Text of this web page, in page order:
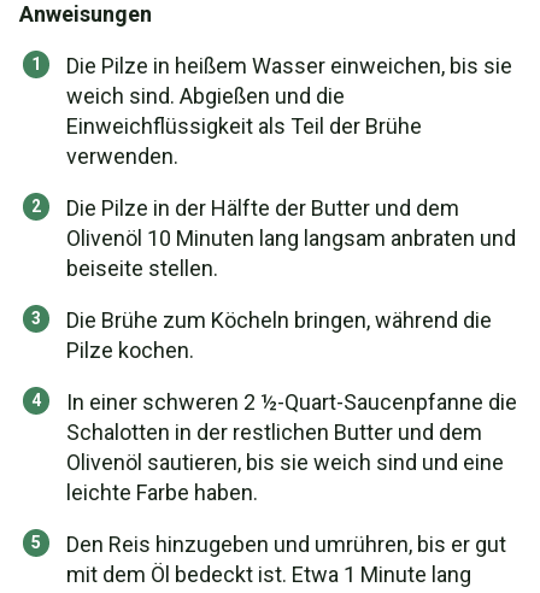
Anweisungen
Die Pilze in heißem Wasser einweichen, bis sie
weich sind. Abgießen und die
Einweichflüssigkeit als Teil der Brühe
verwenden.
Die Pilze in der Hälfte der Butter und dem
Olivenöl 10 Minuten lang langsam anbraten und
beiseite stellen.
Die Brühe zum Köcheln bringen, während die
Pilze kochen.
In einer schweren 2 ½-Quart-Saucenpfanne die
Schalotten in der restlichen Butter und dem
Olivenöl sautieren, bis sie weich sind und eine
leichte Farbe haben.
Den Reis hinzugeben und umrühren, bis er gut
mit dem Öl bedeckt ist. Etwa 1 Minute lang